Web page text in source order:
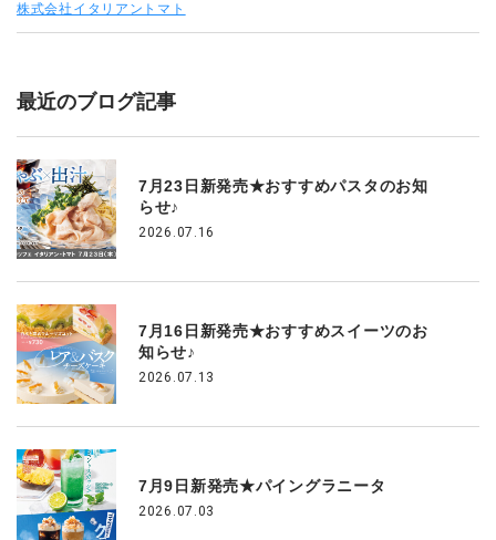
株式会社イタリアントマト
最近のブログ記事
7月23日新発売★おすすめパスタのお知
らせ♪
2026.07.16
7月16日新発売★おすすめスイーツのお
知らせ♪
2026.07.13
7月9日新発売★パイングラニータ
2026.07.03